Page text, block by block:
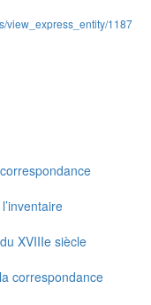
view_express_entity/1187
XVIIIe siècle
correspondance